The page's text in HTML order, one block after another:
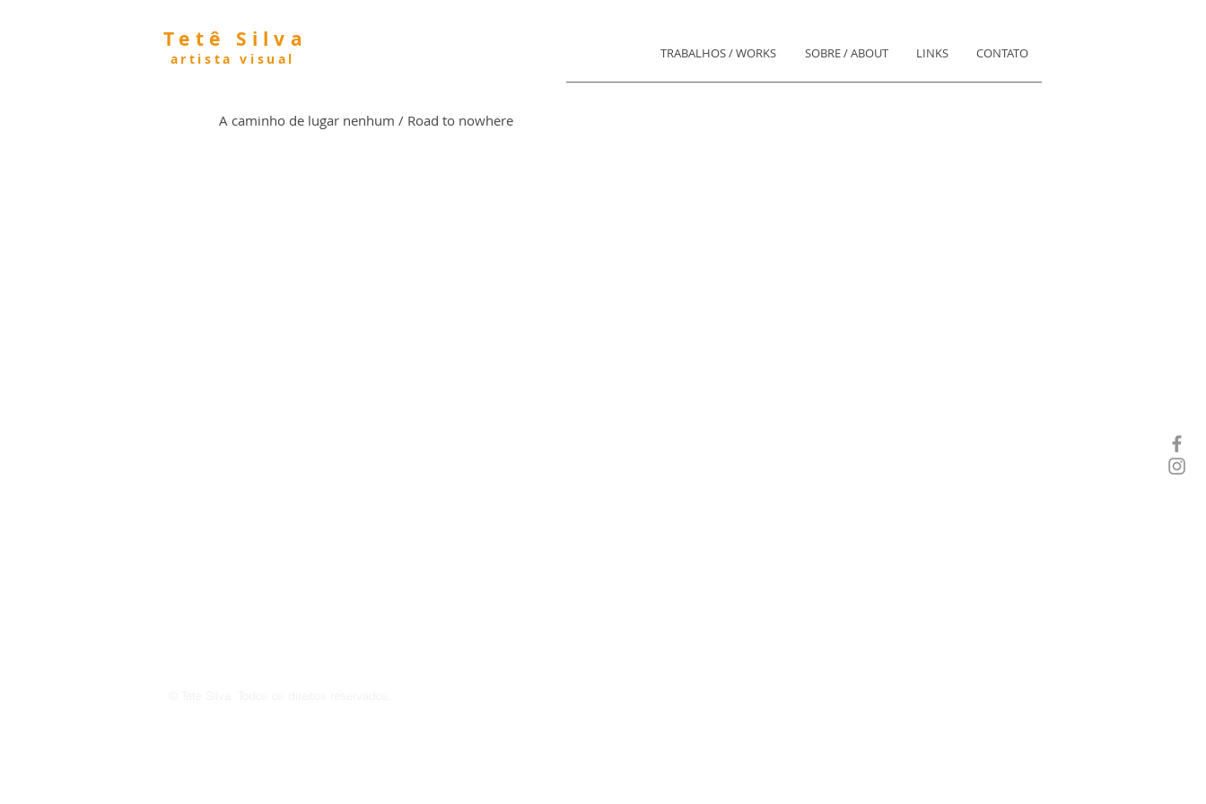
Tetê Silva
artista visual TRABALHOS / WORKS SOBRE / ABOUT LINKS CONTATO
A caminho de lugar nenhum / Road to nowhere